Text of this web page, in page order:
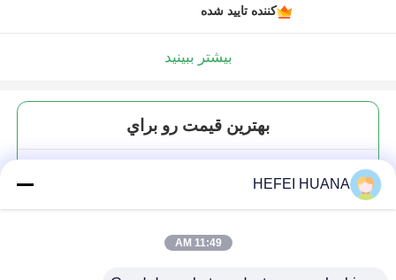
کننده تایید شده
بیشتر ببینید
بهترين قيمت رو براي
HEFEI HUANA
11:49 AM